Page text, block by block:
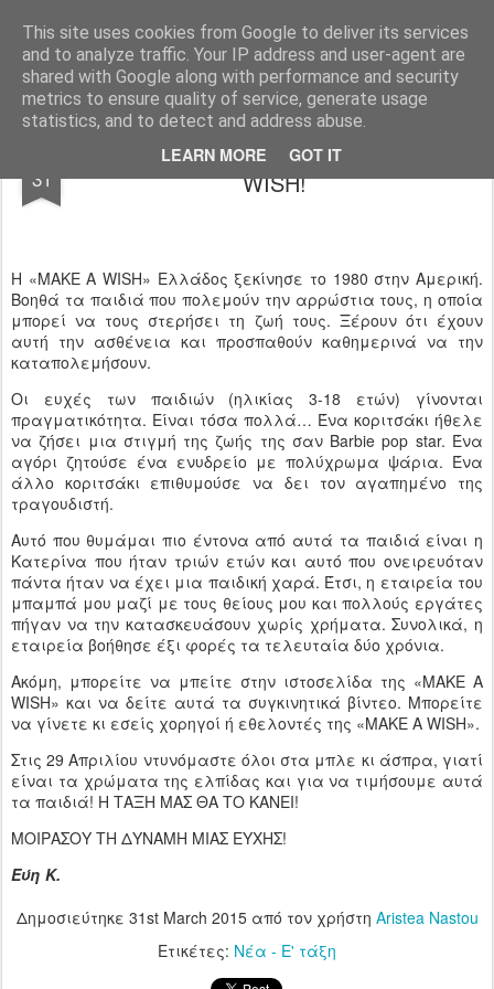
This site uses cookies from Google to deliver its services
and to analyze traffic. Your IP address and user-agent are
shared with Google along with performance and security
metrics to ensure quality of service, generate usage
statistics, and to detect and address abuse.
LEARN MORE GOT IT
Ιδιωτικό Δημοτικό Σχολείο "Ι.Μ.ΔΕΛΑΣΑΛ"
31
Θες να μοιραστείς μια ευχή; ΜAKE A
WISH!
Η «MAKE A WISH» Ελλάδος ξεκίνησε το 1980 στην Αμερική.
Βοηθά τα παιδιά που πολεμούν την αρρώστια τους, η οποία
μπορεί να τους στερήσει τη ζωή τους. Ξέρουν ότι έχουν
αυτή την ασθένεια και προσπαθούν καθημερινά να την
καταπολεμήσουν.
Οι ευχές των παιδιών (ηλικίας 3-18 ετών) γίνονται
πραγματικότητα. Είναι τόσα πολλά… Ένα κοριτσάκι ήθελε
να ζήσει μια στιγμή της ζωής της σαν Barbie pop star. Ένα
αγόρι ζητούσε ένα ενυδρείο με πολύχρωμα ψάρια. Ένα
άλλο κοριτσάκι επιθυμούσε να δει τον αγαπημένο της
τραγουδιστή.
Αυτό που θυμάμαι πιο έντονα από αυτά τα παιδιά είναι η
Κατερίνα που ήταν τριών ετών και αυτό που ονειρευόταν
πάντα ήταν να έχει μια παιδική χαρά. Έτσι, η εταιρεία του
μπαμπά μου μαζί με τους θείους μου και πολλούς εργάτες
πήγαν να την κατασκευάσουν χωρίς χρήματα. Συνολικά, η
εταιρεία βοήθησε έξι φορές τα τελευταία δύο χρόνια.
Ακόμη, μπορείτε να μπείτε στην ιστοσελίδα της «MAKE A
WISH» και να δείτε αυτά τα συγκινητικά βίντεο. Μπορείτε
να γίνετε κι εσείς χορηγοί ή εθελοντές της «MAKE A WISH».
Στις 29 Απριλίου ντυνόμαστε όλοι στα μπλε κι άσπρα, γιατί
είναι τα χρώματα της ελπίδας και για να τιμήσουμε αυτά
τα παιδιά! Η ΤΑΞΗ ΜΑΣ ΘΑ ΤΟ ΚΑΝΕΙ!
ΜΟΙΡΑΣΟΥ ΤΗ ΔΥΝΑΜΗ ΜΙΑΣ ΕΥΧΗΣ!
Εύη Κ.
Δημοσιεύτηκε 31st March 2015από τον χρήστη Aristea Nastou
Ετικέτες: Νέα - Ε' τάξη